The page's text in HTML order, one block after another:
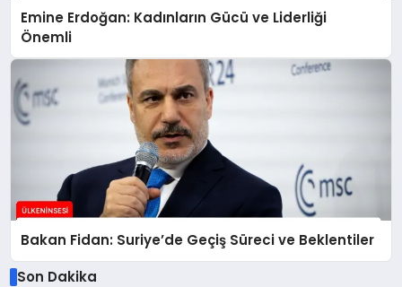
Emine Erdoğan: Kadınların Gücü ve Liderliği
Önemli
Bakan Fidan: Suriye’de Geçiş Süreci ve Beklentiler
Son Dakika